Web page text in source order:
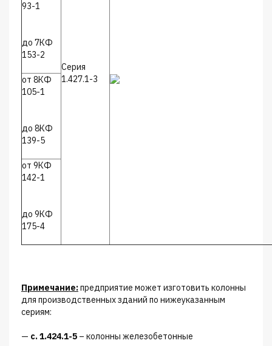
Серия
1.427.1-3
93-1
до 7КФ
153-2
от 8КФ
105-1
до 8КФ
139-5
от 9КФ
142-1
до 9КФ
175-4
Примечание:предприятие может изготовить колонны
для производственных зданий по нижеуказанным
сериям:
— с. 1.424.1-5 – колонны железобетонные